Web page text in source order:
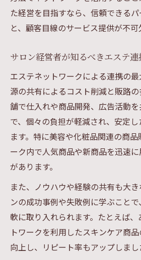
目指す
エステネットワークを通じた
エステネットワークが拓
エステを活用したサロン
ネットワーク型収益モデ
エステネットワークで多
新時代のサロン経営に欠
略
自サロンの魅力向上に役立つ
エステネットワークで差
秘訣
顧客満足度を上げるエス
基準
た経営を目指すなら、信頼できる
と、顧客目線のサービス提供が不可
サロン経営者が知るべきエステ連
エステネットワークによる連携の
源の共有によるコスト削減と販路
舗で仕入れや商品開発、広告活動
で、個々の負担が軽減され、安定
ます。特に美容や化粧品関連の商
ーク内で人気商品や新商品を迅速
があります。
また、ノウハウや経験の共有も大
ンの成功事例や失敗例に学ぶこと
軟に取り入れられます。たとえば
トワークを利用したスキンケア商
向上し、リピート率もアップしまし